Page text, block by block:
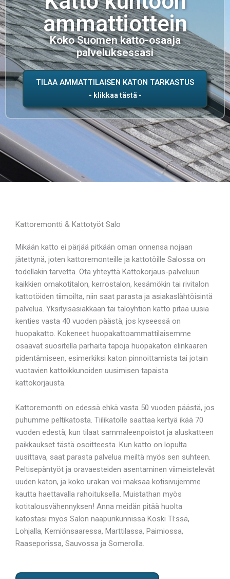
ammattiottein
Koko Suomen katto-osaaja
palveluksessasi
TILAA AMMATTILAISEN KATON TARKASTUS
Kattoremontti & Kattotyöt Salo
Mikään katto ei pärjää pitkään oman onnensa nojaan
jätettynä, joten kattoremonteille ja kattotöille Salossa on
todellakin tarvetta. Ota yhteyttä Kattokorjaus-palveluun
kaikkien omakotitalon, kerrostalon, kesämökin tai rivitalon
kattotöiden tiimoilta, niin saat parasta ja asiakaslähtöisintä
palvelua. Yksityisasiakkaan tai taloyhtiön katto pitää uusia
kenties vasta 40 vuoden päästä, jos kyseessä on
huopakatto. Kokeneet huopakattoammattilaisemme
osaavat suositella parhaita tapoja huopakaton elinkaaren
pidentämiseen, esimerkiksi katon pinnoittamista tai jotain
vuotavien kattoikkunoiden uusimisen tapaista
kattokorjausta.
Kattoremontti on edessä ehkä vasta 50 vuoden päästä, jos
puhumme peltikatosta. Tiilikatolle saattaa kertyä ikää 70
vuoden edestä, kun tilaat sammaleenpoistot ja aluskatteen
paikkaukset tästä osoitteesta. Kun katto on lopulta
uusittava, saat parasta palvelua meiltä myös sen suhteen.
Peltisepäntyöt ja oravaesteiden asentaminen viimeistelevät
uuden katon, ja koko urakan voi maksaa kotisivujemme
kautta haettavalla rahoituksella. Muistathan myös
kotitalousvähennyksen! Anna meidän pitää huolta
katostasi myös Salon naapurikunnissa Koski Tl:ssä,
Lohjalla, Kemiönsaaressa, Marttilassa, Paimiossa,
Raaseporissa, Sauvossa ja Somerolla.